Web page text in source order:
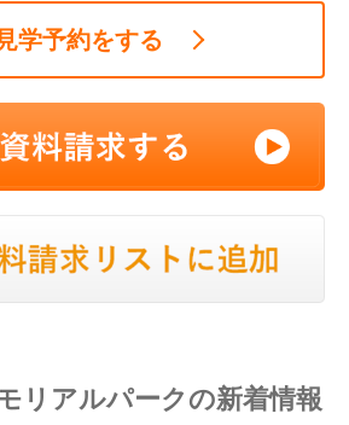
見学予約をする
リアルパークの新着情報